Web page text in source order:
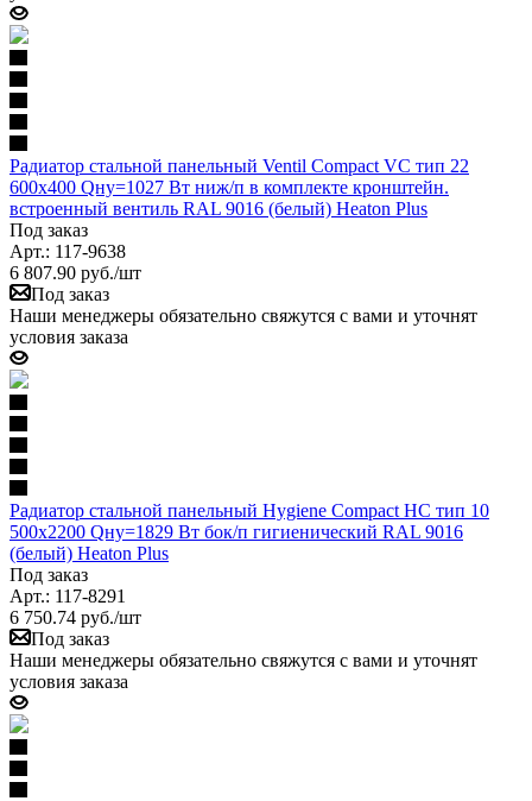
Радиатор стальной панельный Ventil Compact VC тип 22
600х400 Qну=1027 Вт ниж/п в комплекте кронштейн.
встроенный вентиль RAL 9016 (белый) Heaton Plus
Под заказ
Арт.: 117-9638
6 807.90 руб./шт
Под заказ
Наши менеджеры обязательно свяжутся с вами и уточнят
условия заказа
Радиатор стальной панельный Hygiene Compact HC тип 10
500х2200 Qну=1829 Вт бок/п гигиенический RAL 9016
(белый) Heaton Plus
Под заказ
Арт.: 117-8291
6 750.74 руб./шт
Под заказ
Наши менеджеры обязательно свяжутся с вами и уточнят
условия заказа